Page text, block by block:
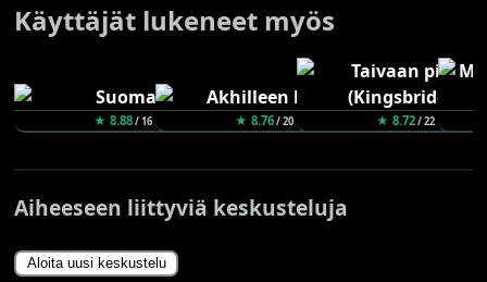
Käyttäjät lukeneet myös
★ 8.88/ 16 ★ 8.76/ 20 ★ 8.72/ 22
Aiheeseen liittyviä keskusteluja
Aloita uusi keskustelu